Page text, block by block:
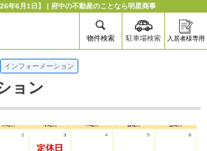
年6月1日】 | 府中の不動産のことなら明星商事
物件検索 駐車場検索 入居者様専用
インフォーメーション
ョン